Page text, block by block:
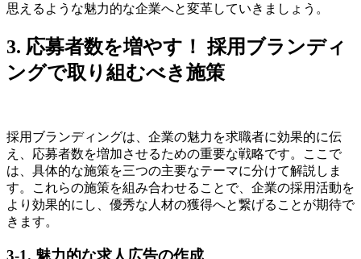
思えるような魅力的な企業へと変革していきましょう。
3. 応募者数を増やす！ 採用ブランディ
ングで取り組むべき施策
採用ブランディングは、企業の魅力を求職者に効果的に伝
え、応募者数を増加させるための重要な戦略です。ここで
は、具体的な施策を三つの主要なテーマに分けて解説しま
す。これらの施策を組み合わせることで、企業の採用活動を
より効果的にし、優秀な人材の獲得へと繋げることが期待で
きます。